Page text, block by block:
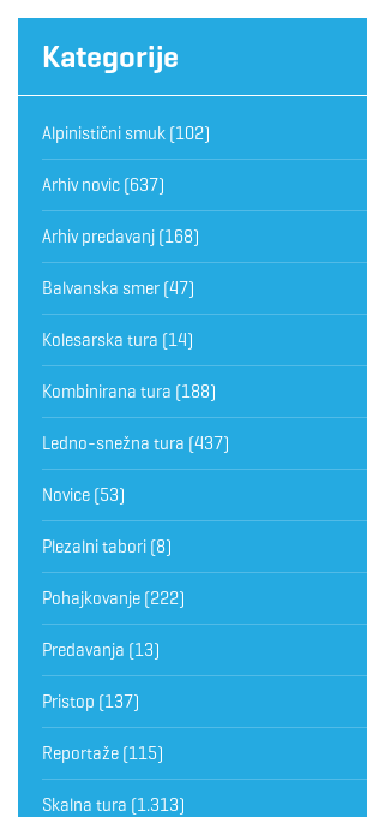
Kategorije
Alpinistični smuk (102)
Arhiv novic (637)
Arhiv predavanj (168)
Balvanska smer (47)
Kolesarska tura (14)
Kombinirana tura (188)
Ledno-snežna tura (437)
Novice (53)
Plezalni tabori (8)
Pohajkovanje (222)
Predavanja (13)
Pristop (137)
Reportaže (115)
Skalna tura (1.313)